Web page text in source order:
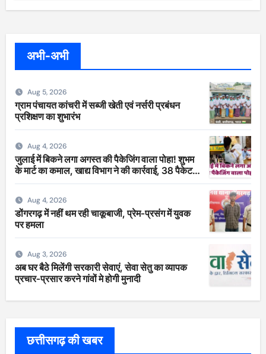
अभी-अभी
Aug 5, 2026
ग्राम पंचायत कांचरी में सब्जी खेती एवं नर्सरी प्रबंधन
प्रशिक्षण का शुभारंभ
Aug 4, 2026
जुलाई में बिकने लगा अगस्त की पैकेजिंग वाला पोहा! शुभम
के मार्ट का कमाल, खाद्य विभाग ने की कार्रवाई, 38 पैकेट
सीज
Aug 4, 2026
डोंगरगढ़ में नहीं थम रही चाकूबाजी, प्रेम-प्रसंग में युवक
पर हमला
Aug 3, 2026
अब घर बैठे मिलेंगी सरकारी सेवाएं, सेवा सेतु का व्यापक
प्रचार-प्रसार करने गांवों मे होगी मुनादी
छत्तीसगढ़ की खबर